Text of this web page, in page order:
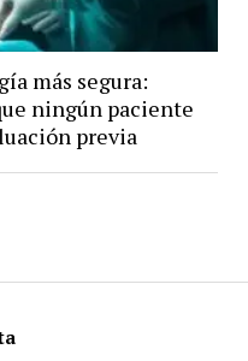
más segura:
ningún paciente
previa